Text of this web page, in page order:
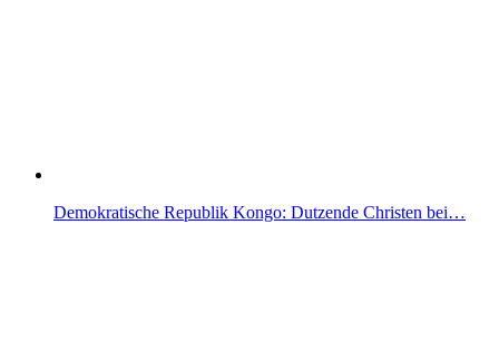
Demokratische Republik Kongo: Dutzende Christen bei…